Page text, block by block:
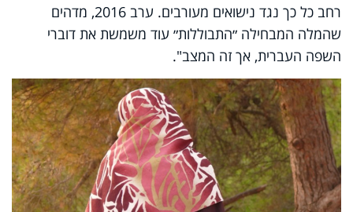
רחב כל כך נגד נישואים מעורבים. ערב 2016, מדהים
שהמלה המבחילה ״התבוללות״ עוד משמשת את דוברי
השפה העברית, אך זה המצב."